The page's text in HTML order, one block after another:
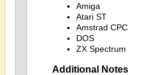
Amiga
Atari ST
Amstrad CPC
DOS
ZX Spectrum
Additional Notes